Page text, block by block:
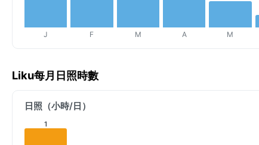
J F M A M
Liku每月日照時數
日照（小時/日）
1